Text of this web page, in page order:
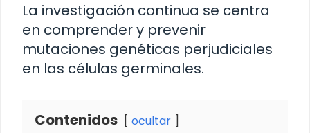
La investigación continua se centra
en comprender y prevenir
mutaciones genéticas perjudiciales
en las células germinales.
Contenidos ocultar